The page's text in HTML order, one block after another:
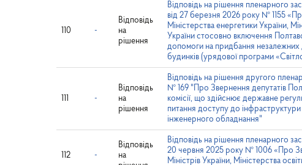
110 -
Відповідь
на
рішення
Відповідь на рішення пленарного
від 27 березня 2026 року № 1155
Міністерства енергетики України,
України стосовно включення
допомоги на придбання незалежних
будинків (урядової програми
111 -
Відповідь
на
рішення
Відповідь на рішення другого
№ 169 "Про Звернення депутатів
комісії, що здійснює державне
питання доступу до
інженерного обладнання"
112 -
Відповідь
на
Відповідь на рішення пленарного
20 червня 2025 року № 1006 «Про
Міністрів України, Міністерства